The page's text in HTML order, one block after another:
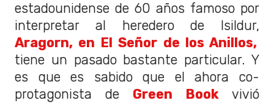
estadounidense de 60 años famoso por
interpretar al heredero de Isildur,
Aragorn, en El Señor de los Anillos,
tiene un pasado bastante particular. Y
es que es sabido que el ahora co-
protagonista de Green Book vivió